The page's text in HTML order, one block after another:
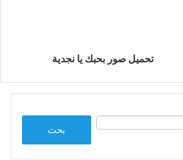
تحميل صور بحبك يا نجدية